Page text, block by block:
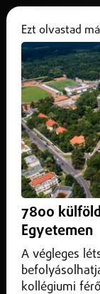
20
2026. február 10.
Összehangolt
Ezt olvastad
7800
Egyetemen
A végleges
kollégiumi